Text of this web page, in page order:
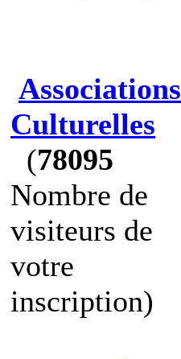
Associations
Culturelles
(78095
Nombre de
visiteurs de
votre
inscription)